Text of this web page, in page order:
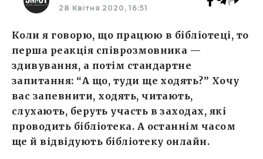
28 Квітня 2020, 16:51
Коли я говорю, що працюю в бібліотеці, то
перша реакція співрозмовника —
здивування, а потім стандартне
запитання: “А що, туди ще ходять?” Хочу
вас запевнити, ходять, читають,
слухають, беруть участь в заходах, які
проводить бібліотека. А останнім часом
ще й відвідують бібліотеку онлайн.